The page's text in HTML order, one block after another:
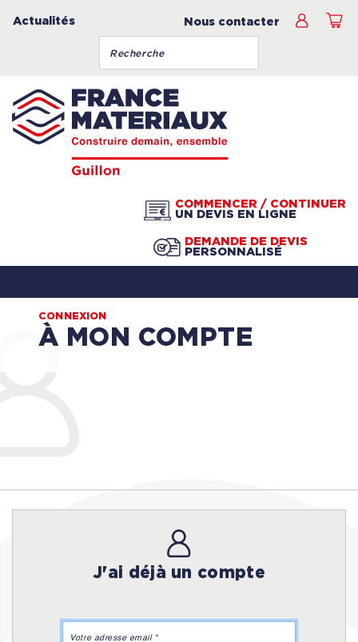
Actualités Nous contacter
COMMENCER / CONTINUER
UN DEVIS EN LIGNE
DEMANDE DE DEVIS
PERSONNALISÉ
CONNEXION
À MON COMPTE
J'ai déjà un compte